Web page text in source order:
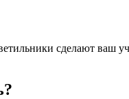
сделают ваш